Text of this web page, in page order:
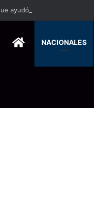
HOMENACIONALES